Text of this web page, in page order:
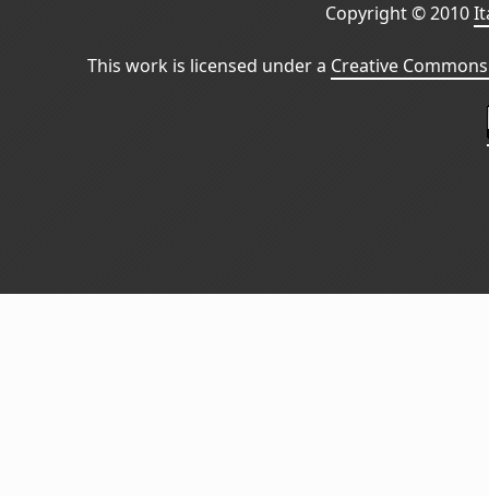
Copyright © 2010
This work is licensed under a Creative